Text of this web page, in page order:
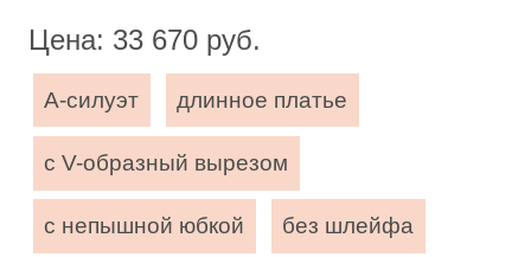
Цена: 33 670 руб.
А-силуэт длинное платье
с V-образный вырезом
с непышной юбкой без шлейфа